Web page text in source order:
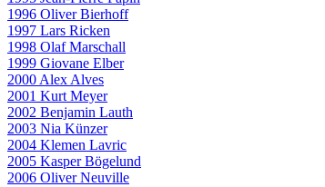
1996 Oliver Bierhoff
1997 Lars Ricken
1998 Olaf Marschall
1999 Giovane Elber
2000 Alex Alves
2001 Kurt Meyer
2002 Benjamin Lauth
2003 Nia Künzer
2004 Klemen Lavric
2005 Kasper Bögelund
2006 Oliver Neuville